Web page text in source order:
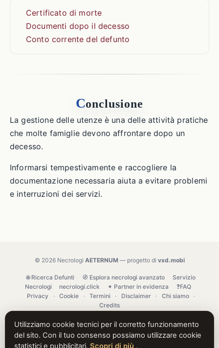
Certificato di morte
Documenti dopo il decesso
Conto corrente del defunto
Conclusione
La gestione delle utenze è una delle attività pratiche
che molte famiglie devono affrontare dopo un
decesso.
Informarsi tempestivamente e raccogliere la
documentazione necessaria aiuta a evitare problemi
e interruzioni dei servizi.
© 2026 Necrologi AETERNUM— progetto di vxd.mobi
🌐 Ricerca Defunti 🧭 Esplora necrologi avanzato
Servizio
Necrologi
necrologi.click ✦ Partner in evidenza
❓FAQ
Privacy
· Cookie · Termini · Disclaimer · Chi siamo
·
Credits
Utilizziamo cookie tecnici per il corretto funzionamento
del sito. Con il tuo consenso possiamo utilizzare cookie
statistici e pubblicitari. Scopri di più .